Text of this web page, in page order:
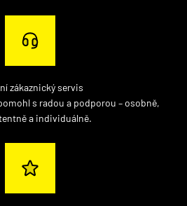
zákaznický servis
s radou a podporou – osobně,
a individuálně.